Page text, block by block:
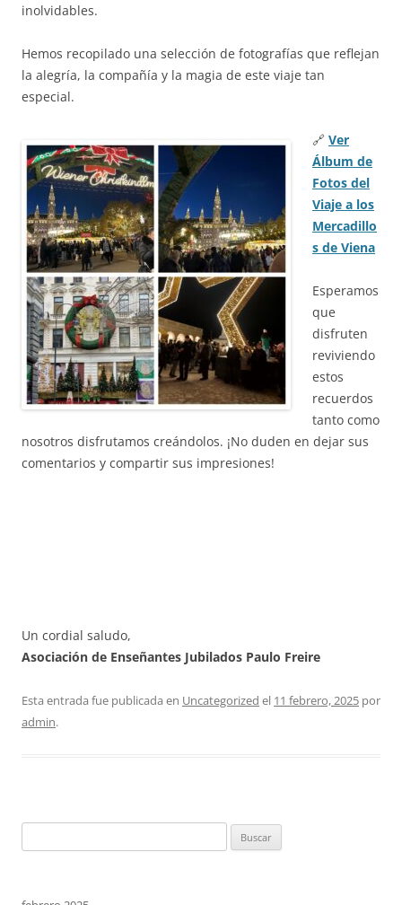
inolvidables.
Hemos recopilado una selección de fotografías que reflejan
la alegría, la compañía y la magia de este viaje tan
especial.
🔗 Ver
Álbum de
Fotos del
Viaje a los
Mercadillo
s de Viena
Esperamos
que
disfruten
reviviendo
estos
recuerdos
tanto como
nosotros disfrutamos creándolos. ¡No duden en dejar sus
comentarios y compartir sus impresiones!
Un cordial saludo,
Asociación de Enseñantes Jubilados Paulo Freire
Esta entrada fue publicada en Uncategorized el 11 febrero, 2025 por
admin.